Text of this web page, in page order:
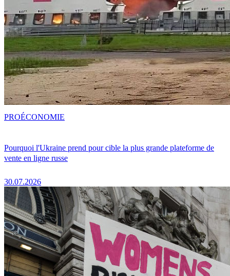
Pourquoi l'Ukraine prend pour cible la plus grande plateforme de
vente en ligne russe
30.07.2026
PROÉCONOMIE